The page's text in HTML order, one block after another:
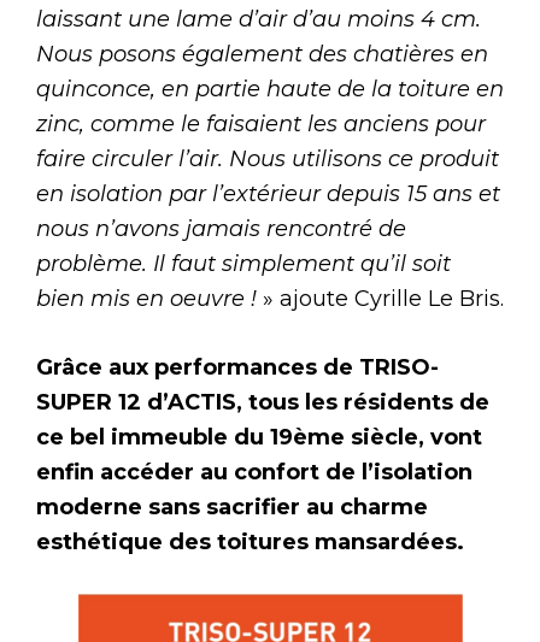
laissant une lame d’air d’au moins 4 cm.
Nous posons également des chatières en
quinconce, en partie haute de la toiture en
zinc, comme le faisaient les anciens pour
faire circuler l’air. Nous utilisons ce produit
en isolation par l’extérieur depuis 15 ans et
nous n’avons jamais rencontré de
problème. Il faut simplement qu’il soit
bien mis en oeuvre ! » ajoute Cyrille Le Bris.
Grâce aux performances de TRISO-
SUPER 12 d’ACTIS, tous les résidents de
ce bel immeuble du 19ème siècle, vont
enfin accéder au confort de l’isolation
moderne sans sacrifier au charme
esthétique des toitures mansardées.